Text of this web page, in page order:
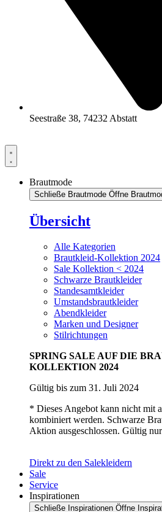
Seestraße 38, 74232 Abstatt
Brautmode
Schließe Brautmode Öffne
Übersicht
Alle Kategorien
Brautkleid-Kollektion 2024
Sale Kollektion < 2024
Schwarze Brautkleider
Standesamtkleider
Umstandsbrautkleider
Abendkleider
Marken und Designer
Stilrichtungen
SPRING SALE AUF DIE
KOLLEKTION 2024
Gültig bis zum 31. Juli 2024
* Dieses Angebot kann nicht mit
kombiniert werden. Schwarze
Aktion ausgeschlossen. Gültig
Direkt zu den Salekleidern
Sale
Service
Inspirationen
Schließe Inspirationen Öffne